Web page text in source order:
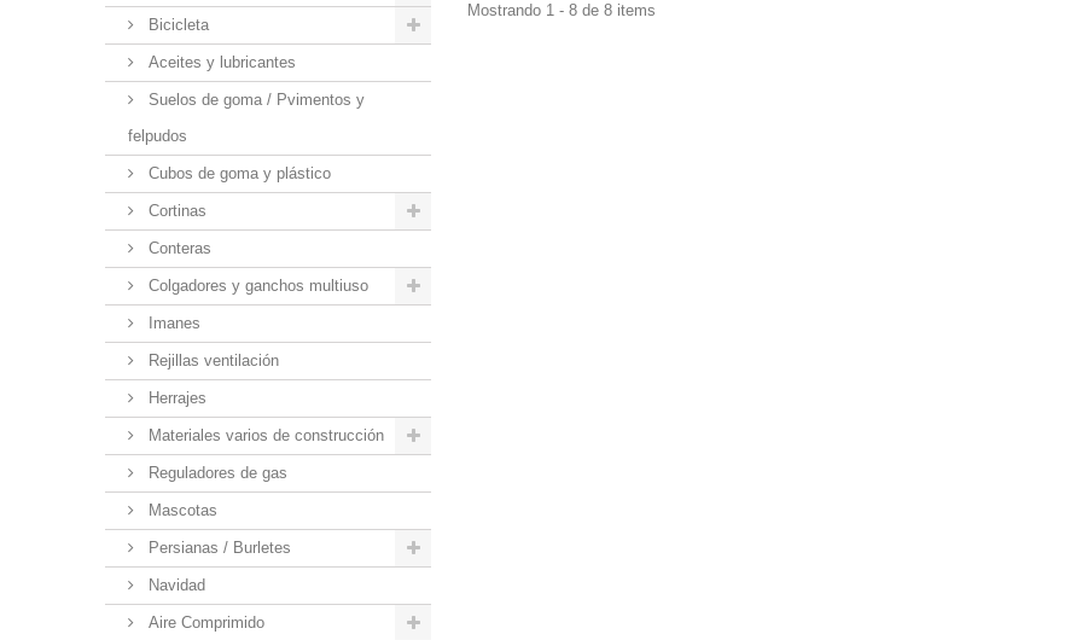
Bicicleta
Aceites y lubricantes
Suelos de goma / Pvimentos y
felpudos
Cubos de goma y plástico
Cortinas
Conteras
Colgadores y ganchos multiuso
Imanes
Rejillas ventilación
Herrajes
Materiales varios de construcción
Reguladores de gas
Mascotas
Persianas / Burletes
Navidad
Aire Comprimido
Mostrando 1 - 8 de 8 items